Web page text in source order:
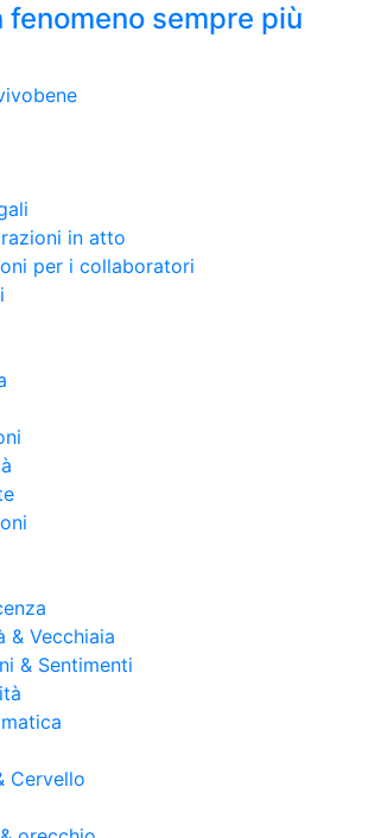
fenomeno sempre più
in atto
per i collaboratori
& Vecchiaia
& Sentimenti
Cervello